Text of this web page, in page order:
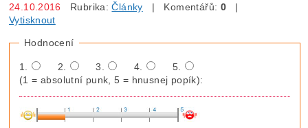
24.10.2016 Rubrika:Články | Komentářů: 0 |
Vytisknout
Hodnocení
1. 2. 3. 4.
5.
(1 = absolutní punk, 5 = hnusnej popík):